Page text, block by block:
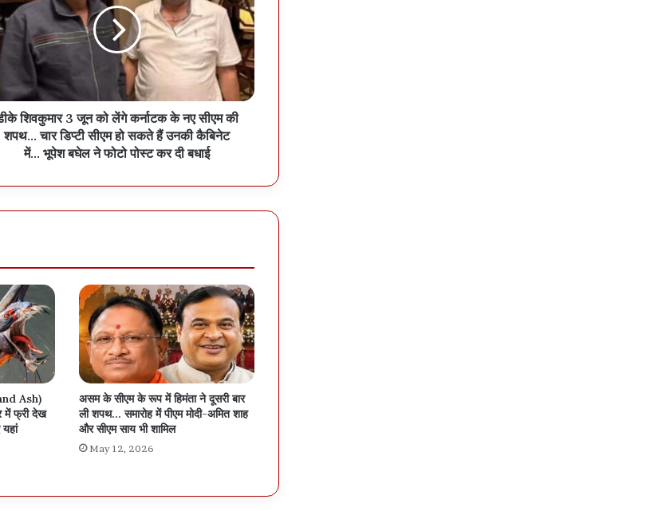
शिवकुमार 3 जून को लेंगे कर्नाटक के नए सीएम की
शपथ… चार डिप्टी सीएम हो सकते हैं उनकी कैबिनेट
में… भूपेश बघेल ने फोटो पोस्ट कर दी बधाई
Ash)
में फ्री देख
असम के सीएम के रूप में हिमंता ने दूसरी बार
ली शपथ… समारोह में पीएम मोदी-अमित शाह
और सीएम साय भी शामिल
May 12, 2026